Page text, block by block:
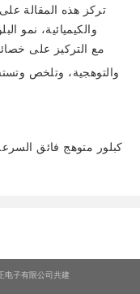
تركز هذه المقالة
والكيميائية، نمو
والتوهجية، وتلخص
电子有限公司共建